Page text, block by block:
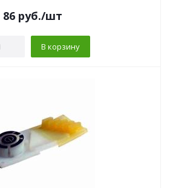
86руб./шт
В корзину